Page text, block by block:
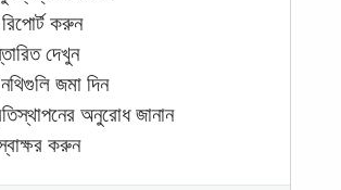
রিপোর্ট করুন
দেখুন
জমা দিন
অনুরোধ জানান
করুন